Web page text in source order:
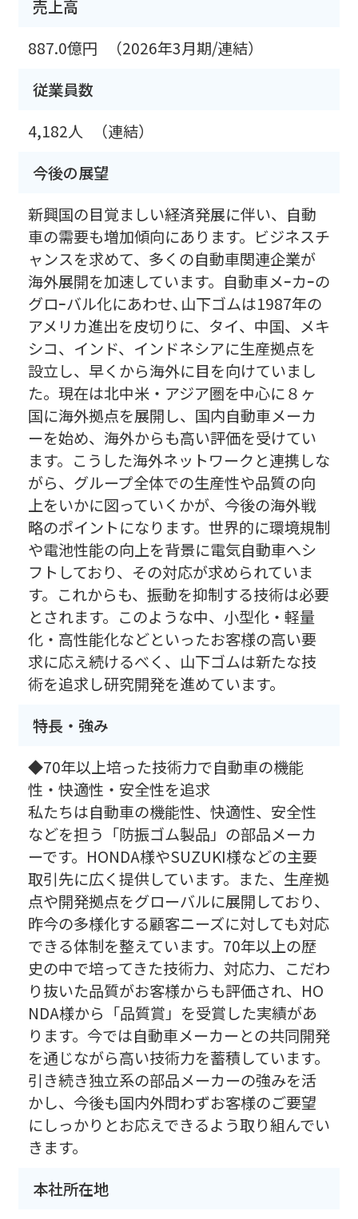
売上高
887.0億円
（2026年3月期/連結）
従業員数
4,182人
（連結）
今後の展望
新興国の目覚ましい経済発展に伴い、自動
車の需要も増加傾向にあります。ビジネスチ
ャンスを求めて、多くの自動車関連企業が
海外展開を加速しています。自動車メｰカｰの
グロｰバル化にあわせ､山下ゴムは1987年の
アメリカ進出を皮切りに、タイ、中国、メキ
シコ、インド、インドネシアに生産拠点を
設立し、早くから海外に目を向けていまし
た。現在は北中米・アジア圏を中心に８ヶ
国に海外拠点を展開し、国内自動車メーカ
ーを始め、海外からも高い評価を受けてい
ます。こうした海外ネットワークと連携しな
がら、グループ全体での生産性や品質の向
上をいかに図っていくかが、今後の海外戦
略のポイントになります。世界的に環境規制
や電池性能の向上を背景に電気自動車へシ
フトしており、その対応が求められていま
す。これからも、振動を抑制する技術は必要
とされます。このような中、小型化・軽量
化・高性能化などといったお客様の高い要
求に応え続けるべく、山下ゴムは新たな技
術を追求し研究開発を進めています。
特長・強み
◆70年以上培った技術力で自動車の機能
性・快適性・安全性を追求
私たちは自動車の機能性、快適性、安全性
などを担う「防振ゴム製品」の部品メーカ
ーです。HONDA様やSUZUKI様などの主要
取引先に広く提供しています。また、生産拠
点や開発拠点をグローバルに展開しており、
昨今の多様化する顧客ニーズに対しても対応
できる体制を整えています。70年以上の歴
史の中で培ってきた技術力、対応力、こだわ
り抜いた品質がお客様からも評価され、HO
NDA様から「品質賞」を受賞した実績があ
ります。今では自動車メーカーとの共同開発
を通じながら高い技術力を蓄積しています。
引き続き独立系の部品メーカーの強みを活
かし、今後も国内外問わずお客様のご要望
にしっかりとお応えできるよう取り組んでい
きます。
本社所在地